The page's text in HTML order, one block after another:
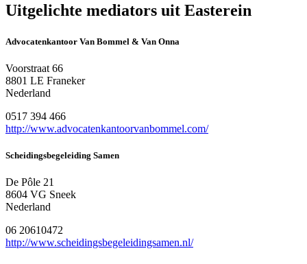
Uitgelichte mediators uit Easterein
Advocatenkantoor Van Bommel & Van Onna
Voorstraat 66
8801 LE Franeker
Nederland
0517 394 466
http://www.advocatenkantoorvanbommel.com/
Scheidingsbegeleiding Samen
De Pôle 21
8604 VG Sneek
Nederland
06 20610472
http://www.scheidingsbegeleidingsamen.nl/